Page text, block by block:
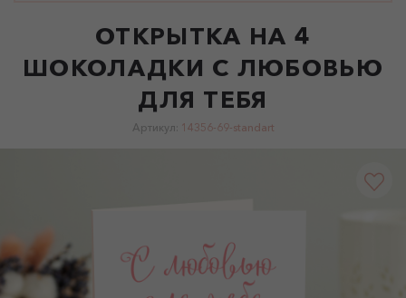
ОТКРЫТКА НА 4
ШОКОЛАДКИ С ЛЮБОВЬЮ
ДЛЯ ТЕБЯ
Артикул: 14356-69-standart